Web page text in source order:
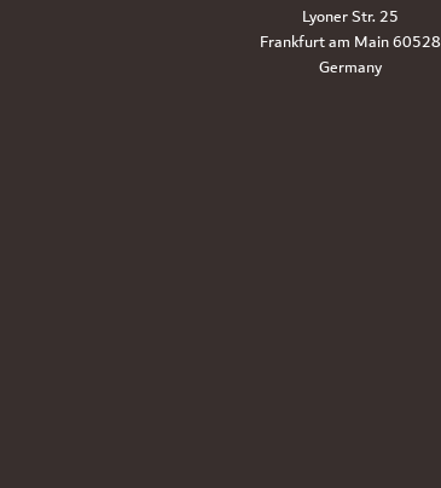
Lyoner Str. 25
60528 Frankfurt am Main
Germany